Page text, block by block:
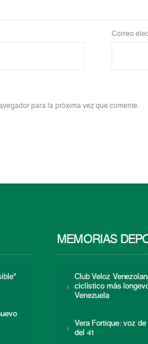
Correo
para la próxima vez que comente.
MEMORIAS
Club Veloz
ciclístico más
Venezuela
Vera Fortique: voz de
del 41